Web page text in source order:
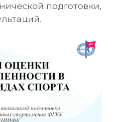
подготовки,